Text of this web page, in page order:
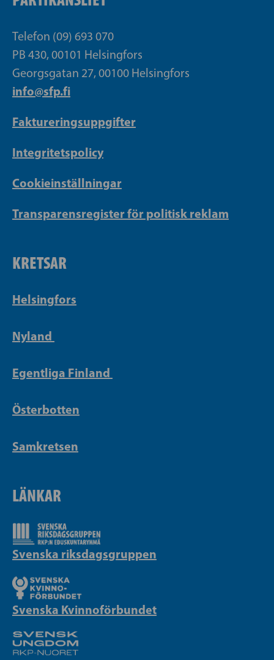
Telefon (09) 693 070
PB 430, 00101 Helsingfors
Georgsgatan 27, 00100 Helsingfors
info@sfp.fi
Faktureringsuppgifter
Integritetspolicy
Cookieinställningar
Transparensregister för politisk reklam
KRETSAR
Helsingfors
Nyland
Egentliga Finland
Österbotten
Samkretsen
LÄNKAR
Svenska riksdagsgruppen
Svenska Kvinnoförbundet